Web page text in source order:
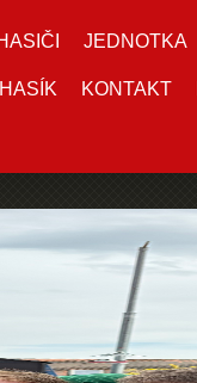
JEDNOTKA
HASÍK KONTAKT